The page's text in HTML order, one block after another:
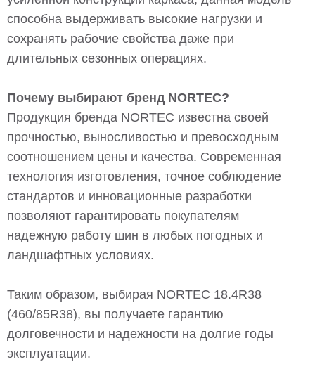
способна выдерживать высокие нагрузки и
сохранять рабочие свойства даже при
длительных сезонных операциях.
Почему выбирают бренд NORTEC?
Продукция бренда NORTEC известна своей
прочностью, выносливостью и превосходным
соотношением цены и качества. Современная
технология изготовления, точное соблюдение
стандартов и инновационные разработки
позволяют гарантировать покупателям
надежную работу шин в любых погодных и
ландшафтных условиях.
Таким образом, выбирая NORTEC 18.4R38
(460/85R38), вы получаете гарантию
долговечности и надежности на долгие годы
эксплуатации.